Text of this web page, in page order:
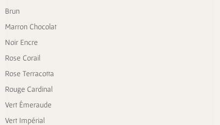
Brun
Marron Chocolat
Noir Encre
Rose Corail
Rose Terracotta
Rouge Cardinal
Vert Émeraude
Vert Impérial